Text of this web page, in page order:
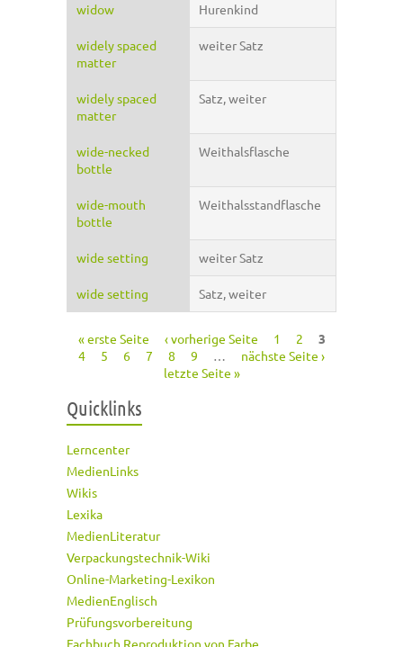
widow Hurenkind
widely spaced
matter
weiter Satz
widely spaced
matter
Satz, weiter
wide-necked
bottle
Weithalsflasche
wide-mouth
bottle
Weithalsstandflasche
wide setting weiter Satz
wide setting Satz, weiter
Seiten
« erste Seite ‹ vorherige Seite 1 2
3
4
5 6 7 8 9 …
nächste Seite ›
letzte Seite »
Quicklinks
Lerncenter
MedienLinks
Wikis
Lexika
MedienLiteratur
Verpackungstechnik-Wiki
Online-Marketing-Lexikon
MedienEnglisch
Prüfungsvorbereitung
Fachbuch Reproduktion von Farbe